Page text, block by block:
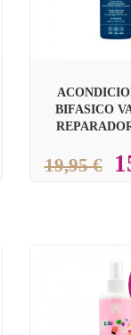
BIFASICO
19,95 €
